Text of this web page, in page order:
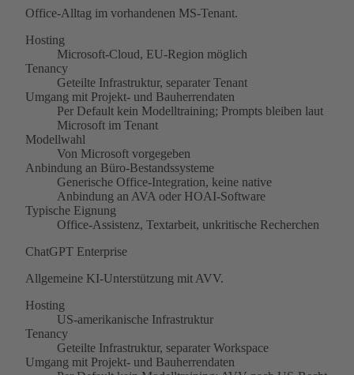
Office-Alltag im vorhandenen MS-Tenant.
Hosting
Microsoft-Cloud, EU-Region möglich
Tenancy
Geteilte Infrastruktur, separater Tenant
Umgang mit Projekt- und Bauherrendaten
Per Default kein Modelltraining; Prompts bleiben laut
Microsoft im Tenant
Modellwahl
Von Microsoft vorgegeben
Anbindung an Büro-Bestandssysteme
Generische Office-Integration, keine native
Anbindung an AVA oder HOAI-Software
Typische Eignung
Office-Assistenz, Textarbeit, unkritische Recherchen
ChatGPT Enterprise
Allgemeine KI-Unterstützung mit AVV.
Hosting
US-amerikanische Infrastruktur
Tenancy
Geteilte Infrastruktur, separater Workspace
Umgang mit Projekt- und Bauherrendaten